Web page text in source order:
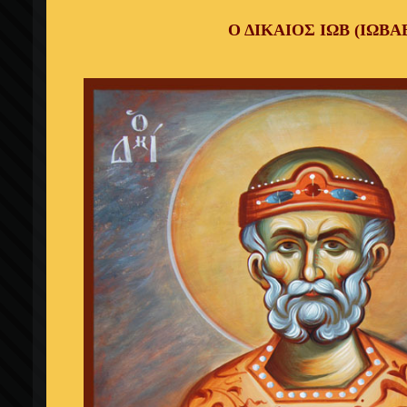
Ο ΔΙΚΑΙΟΣ ΙΩΒ